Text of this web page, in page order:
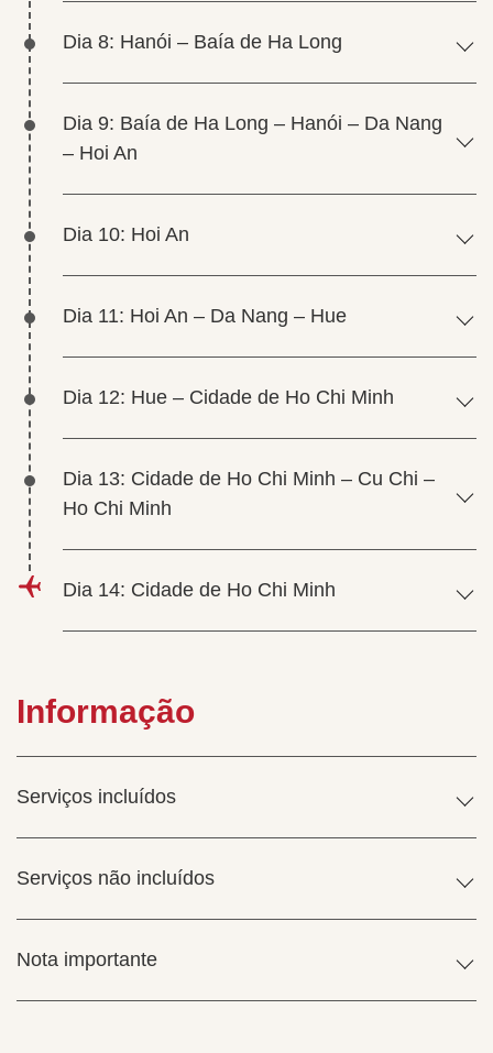
Dia 8: Hanói – Baía de Ha Long
Dia 9: Baía de Ha Long – Hanói – Da Nang
– Hoi An
Dia 10: Hoi An
Dia 11: Hoi An – Da Nang – Hue
Dia 12: Hue – Cidade de Ho Chi Minh
Dia 13: Cidade de Ho Chi Minh – Cu Chi –
Ho Chi Minh
Dia 14: Cidade de Ho Chi Minh
Informação
Serviços incluídos
Serviços não incluídos
Nota importante